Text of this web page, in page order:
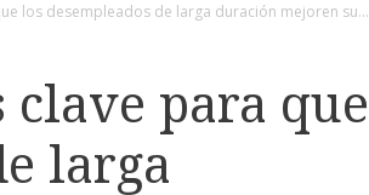
los desempleados de larga duración mejoren su...
clave para que
larga